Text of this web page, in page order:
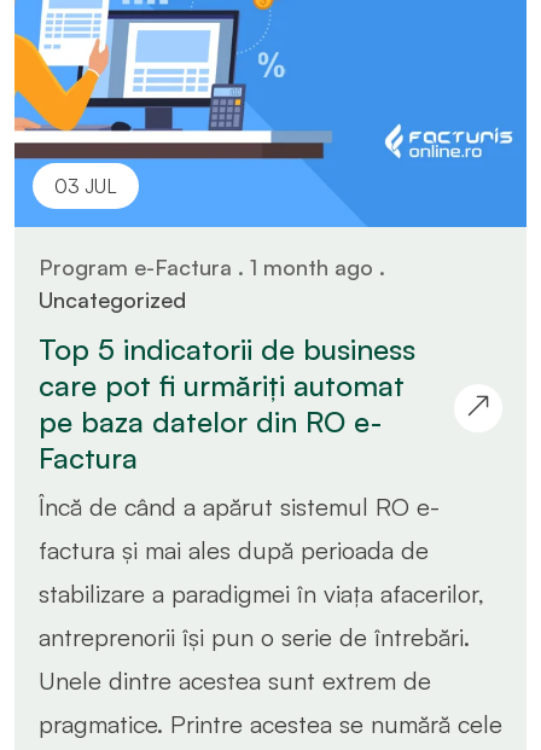
03 JUL
Program e-Factura . 1 month ago .
Uncategorized
Top 5 indicatorii de business
care pot fi urmăriți automat
pe baza datelor din RO e-
Factura
Încă de când a apărut sistemul RO e-
factura și mai ales după perioada de
stabilizare a paradigmei în viața afacerilor,
antreprenorii își pun o serie de întrebări.
Unele dintre acestea sunt extrem de
pragmatice. Printre acestea se numără cele